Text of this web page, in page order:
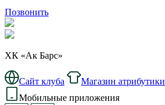
Позвонить
ХК «Ак Барс»
Сайт клуба Магазин атрибутики
Мобильные приложения